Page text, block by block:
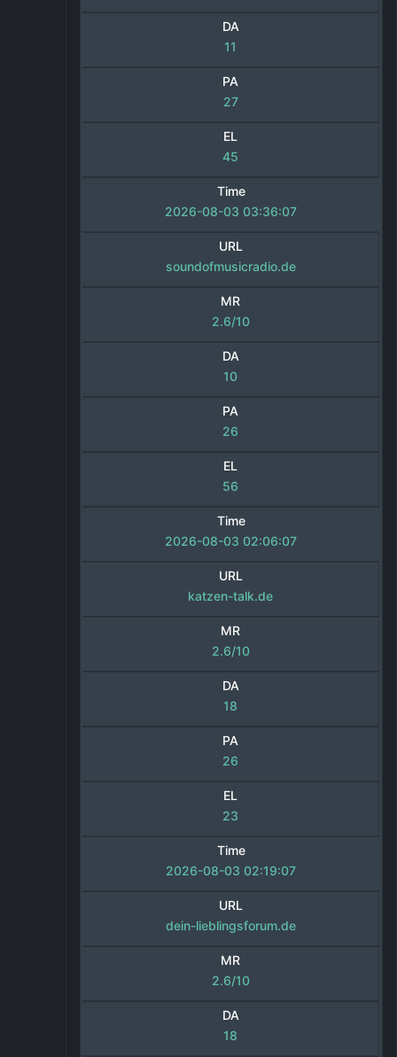
DA
11
PA
27
EL
45
Time
2026-08-03 03:36:07
URL
soundofmusicradio.de
MR
2.6/10
DA
10
PA
26
EL
56
Time
2026-08-03 02:06:07
URL
katzen-talk.de
MR
2.6/10
DA
18
PA
26
EL
23
Time
2026-08-03 02:19:07
URL
dein-lieblingsforum.de
MR
2.6/10
DA
18